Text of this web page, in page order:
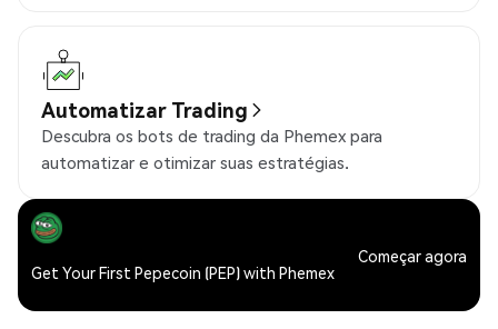
Automatizar Trading
Descubra os bots de trading da Phemex para
automatizar e otimizar suas estratégias.
Get Your First Pepecoin (PEP) with Phemex
Começar agora